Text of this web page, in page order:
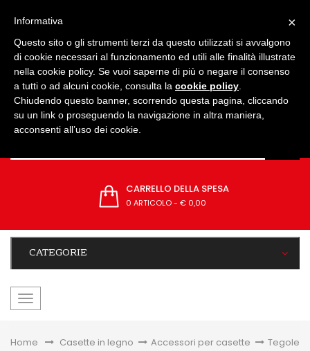
CARRELLO DELLA SPESA
0 ARTICOLO- € 0,00
CATEGORIE
navigazione
Home &gt;Casette in legno > Accessori per casette > Tegole
×
Informativa
Questo sito o gli strumenti terzi da questo utilizzati si avvalgono
di cookie necessari al funzionamento ed utili alle finalità illustrate
nella cookie policy. Se vuoi saperne di più o negare il consenso
a tutti o ad alcuni cookie, consulta la cookie policy
Chiudendo questo banner, scorrendo questa pagina, cliccando
su un link o proseguendo la navigazione in altra maniera,
acconsenti all’uso dei cookie.